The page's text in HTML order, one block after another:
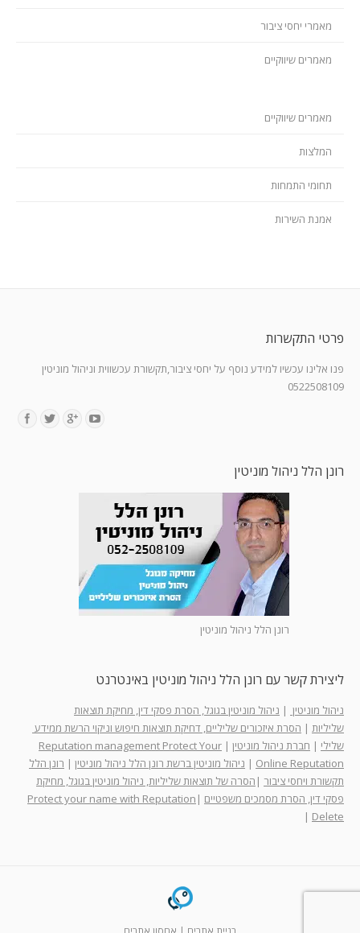
מאמרי יחסי ציבור
מאמרים שיווקיים
מאמרים שיווקיים
המלצות
תחומי התמחות
אמנת השירות
פרטי התקשרות
פנו אלינו עכשיו למידע נוסף על יחסי ציבור,תקשורת עכשווית וניהול מוניטין
0522508109
רונן הלל ניהול מוניטין
רונן הלל ניהול מוניטין
ליצירת קשר עם רונן הלל ניהול מוניטין באינטרנט
ניהול מוניטין | ניהול מוניטין בגוגל, הסרת פסקי דין, מחיקת תוצאות
שליליות | הסרת איזכורים שליליים, דחיקת תוצאות חיפוש וניקוי הרשת ממידע
שלילי | חברת ניהול מוניטין |
Reputation management Protect Your
Online Reputation
| ניהול מוניטין ברשת רונן הלל ניהול מוניטין | רונן הלל
תקשורת ויחסי ציבור | הסרה של תוצאות שליליות, ניהול מוניטין בגוגל, מחיקת
פסקי דין, הסרת מסמכים משפטיים |
Protect your name with Reputation
Delete
|